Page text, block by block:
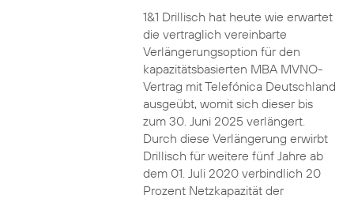
1&1 Drillisch hat heute wie erwartet
die vertraglich vereinbarte
Verlängerungsoption für den
kapazitätsbasierten MBA MVNO-
Vertrag mit Telefónica Deutschland
ausgeübt, womit sich dieser bis
zum 30. Juni 2025 verlängert.
Durch diese Verlängerung erwirbt
Drillisch für weitere fünf Jahre ab
dem 01. Juli 2020 verbindlich 20
Prozent Netzkapazität der